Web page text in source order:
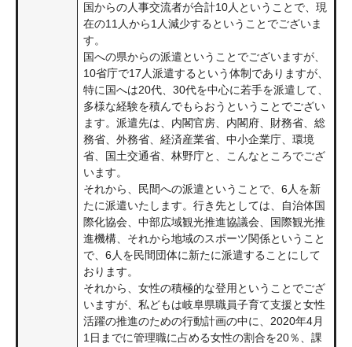
国からの人事交流者が合計10人ということで、現
在の11人から1人減少するということでございま
す。
国への県からの派遣ということでございますが、
10省庁で17人派遣するという体制でありますが、
特に国へは20代、30代を中心に若手を派遣して、
多様な経験を積んでもらおうということでござい
ます。派遣先は、内閣官房、内閣府、財務省、総
務省、外務省、経済産業省、中小企業庁、環境
省、国土交通省、林野庁と、こんなところでござ
います。
それから、民間への派遣ということで、6人を新
たに派遣いたします。行き先としては、自治体国
際化協会、中部広域観光推進協議会、国際観光推
進機構、それから地域のスポーツ関係ということ
で、6人を民間団体に新たに派遣することにして
おります。
それから、女性の積極的な登用ということでござ
いますが、私どもは岐阜県職員子育て支援と女性
活躍の推進のための行動計画の中に、2020年4月
1日までに管理職に占める女性の割合を20％、課